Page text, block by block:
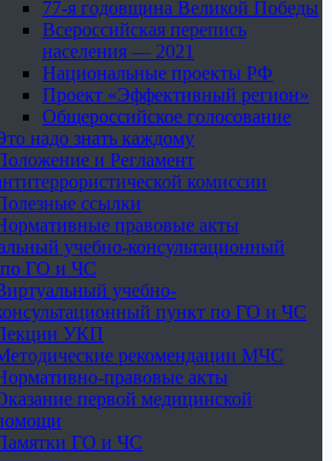
77-я годовщина Великой Победы
Всероссийская перепись
населения — 2021
Национальные проекты РФ
Проект «Эффективный регион»
Общероссийское голосование
надо знать каждому
и Регламент
комиссии
ссылки
правовые акты
учебно-консультационный
по ГО и ЧС
учебно-
пункт по ГО и ЧС
УКП
рекомендации МЧС
правовые акты
первой медицинской
ГО и ЧС